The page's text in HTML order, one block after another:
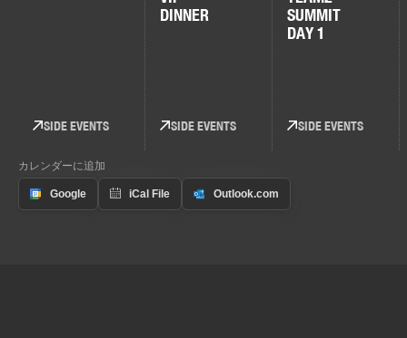
SIDE EVENTS
DINNER
SIDE EVENTS
SUMMIT
DAY 1
SIDE EVENTS
カレンダーに追加